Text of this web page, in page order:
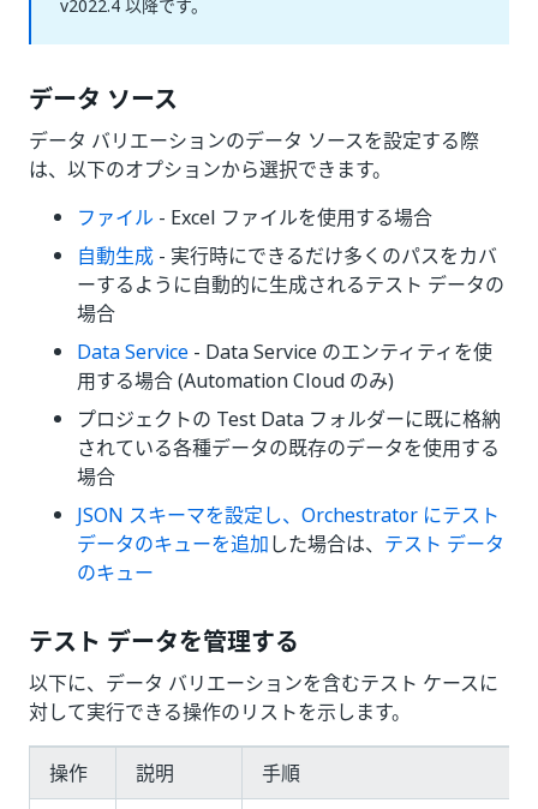
v2022.4 以降です。
データ ソース
データ バリエーションのデータ ソースを設定する際
は、以下のオプションから選択できます。
ファイル - Excel ファイルを使用する場合
自動生成 - 実行時にできるだけ多くのパスをカバ
ーするように自動的に生成されるテスト データの
場合
Data Service - Data Service のエンティティを使
用する場合 (Automation Cloud のみ)
プロジェクトの Test Data フォルダーに既に格納
されている各種データの既存のデータを使用する
場合
JSON スキーマを設定し、Orchestrator にテスト
データのキューを追加した場合は、 テスト データ
のキュー
テスト データを管理する
以下に、データ バリエーションを含むテスト ケースに
対して実行できる操作のリストを示します。
操作 説明
手順